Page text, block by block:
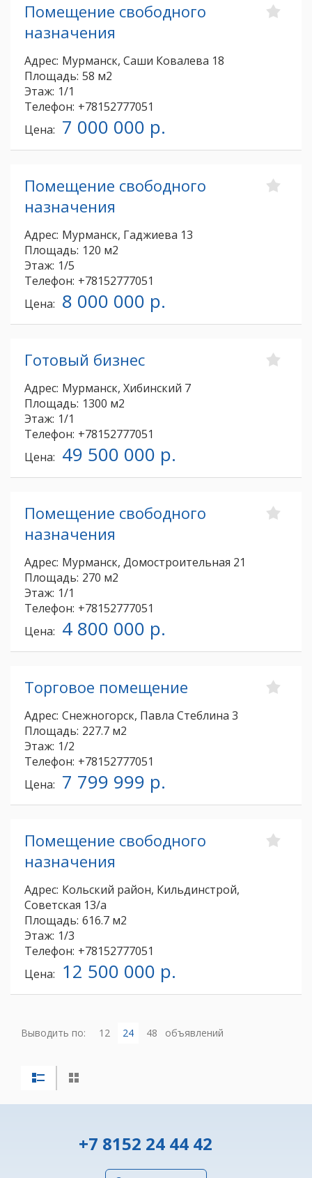
Помещение свободного
назначения
Адрес: Мурманск, Саши Ковалева 18
Площадь: 58 м2
Этаж: 1/1
Телефон: +78152777051
Цена: 7 000 000 р.
Помещение свободного
назначения
Адрес: Мурманск, Гаджиева 13
Площадь: 120 м2
Этаж: 1/5
Телефон: +78152777051
Цена: 8 000 000 р.
Готовый бизнес
Адрес: Мурманск, Хибинский 7
Площадь: 1300 м2
Этаж: 1/1
Телефон: +78152777051
Цена: 49 500 000 р.
Помещение свободного
назначения
Адрес: Мурманск, Домостроительная 21
Площадь: 270 м2
Этаж: 1/1
Телефон: +78152777051
Цена: 4 800 000 р.
Торговое помещение
Адрес: Снежногорск, Павла Стеблина 3
Площадь: 227.7 м2
Этаж: 1/2
Телефон: +78152777051
Цена: 7 799 999 р.
Помещение свободного
назначения
Адрес: Кольский район, Кильдинстрой,
Советская 13/а
Площадь: 616.7 м2
Этаж: 1/3
Телефон: +78152777051
Цена: 12 500 000 р.
Выводить по: 12 24 48 объявлений
+7 8152 24 44 42